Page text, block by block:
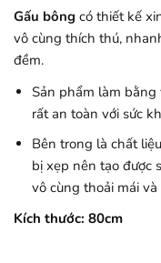
Gấu bông có thiết kế
vô cùng thích thú,
đềm.
Sản phẩm làm bằng
rất an toàn với sức
Bên trong là chất
bị xẹp nên tạo được
vô cùng thoải mái
Kích thước: 80cm